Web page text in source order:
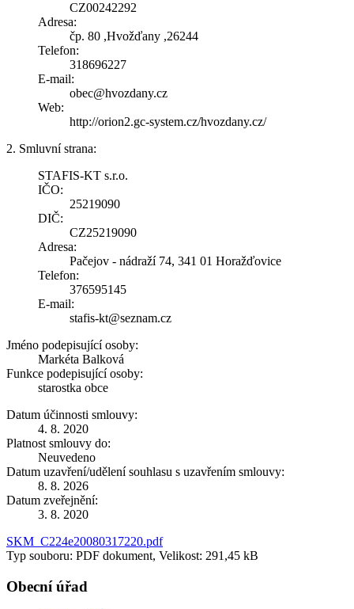
CZ00242292
Adresa:
čp. 80 ,Hvožďany ,26244
Telefon:
318696227
E-mail:
obec@hvozdany.cz
Web:
http://orion2.gc-system.cz/hvozdany.cz/
2. Smluvní strana:
STAFIS-KT s.r.o.
IČO:
25219090
DIČ:
CZ25219090
Adresa:
Pačejov - nádraží 74, 341 01 Horažďovice
Telefon:
376595145
E-mail:
stafis-kt@seznam.cz
Jméno podepisující osoby:
Markéta Balková
Funkce podepisující osoby:
starostka obce
Datum účinnosti smlouvy:
4. 8. 2020
Platnost smlouvy do:
Neuvedeno
Datum uzavření/udělení souhlasu s uzavřením smlouvy:
8. 8. 2026
Datum zveřejnění:
3. 8. 2020
SKM_C224e20080317220.pdf
Typ souboru: PDF dokument, Velikost: 291,45 kB
Obecní úřad